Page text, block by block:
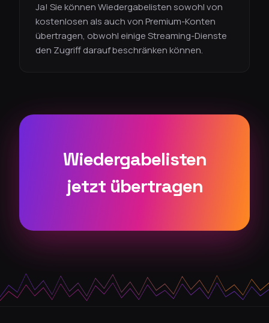
Ja! Sie können Wiedergabelisten sowohl von
kostenlosen als auch von Premium-Konten
übertragen, obwohl einige Streaming-Dienste
den Zugriff darauf beschränken können.
Wiedergabelisten
jetzt übertragen